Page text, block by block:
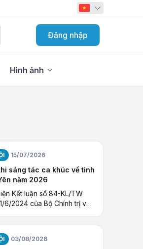
Đăng nhập
Hình ảnh
15/07/2026
sáng tác ca khúc về tỉnh
năm 2026
Kết luận số 84-KL/TW
6/2024 của Bộ Chính trị về
phát triển văn học
03/08/2026